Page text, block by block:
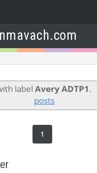
labelAvery ADTP1.
posts
1